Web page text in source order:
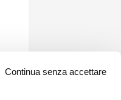
Continua senza accettare